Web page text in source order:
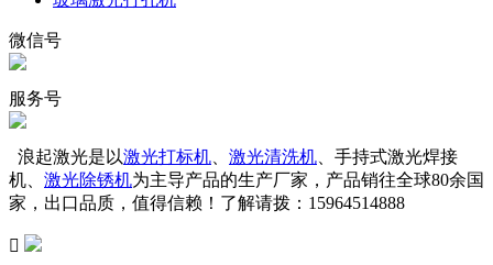
微信号
服务号
浪起激光是以激光打标机 激光清洗机 、手持式激光焊接
机、 激光除锈机为主导产品的生产厂家，产品销往全球80余国
家，出口品质，值得信赖！了解请拨：15964514888
